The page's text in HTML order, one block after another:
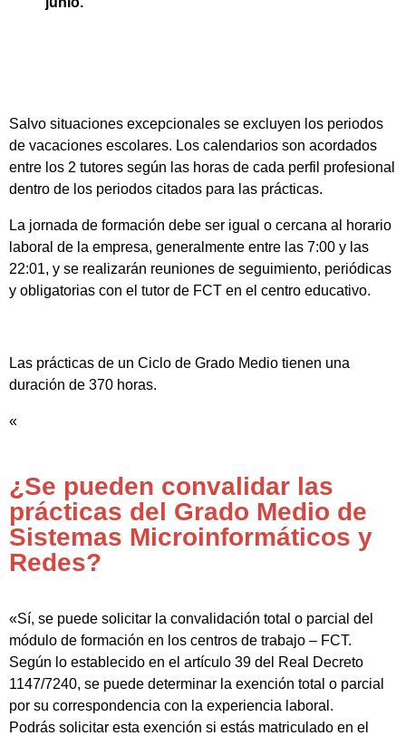
Salvo situaciones excepcionales se excluyen los periodos
de vacaciones escolares. Los calendarios son acordados
entre los 2 tutores según las horas de cada perfil profesional
dentro de los periodos citados para las prácticas.
La jornada de formación debe ser igual o cercana al horario
laboral de la empresa, generalmente entre las 7:00 y las
22:01, y se realizarán reuniones de seguimiento, periódicas
y obligatorias con el tutor de FCT en el centro educativo.
Las prácticas de un Ciclo de Grado Medio tienen una
duración de 370 horas.
«
¿Se pueden convalidar las
prácticas del Grado Medio de
Sistemas Microinformáticos y
Redes?
«Sí, se puede solicitar la convalidación total o parcial del
módulo de formación en los centros de trabajo – FCT.
Según lo establecido en el artículo 39 del Real Decreto
1147/7240, se puede determinar la exención total o parcial
por su correspondencia con la experiencia laboral.
Podrás solicitar esta exención si estás matriculado en el